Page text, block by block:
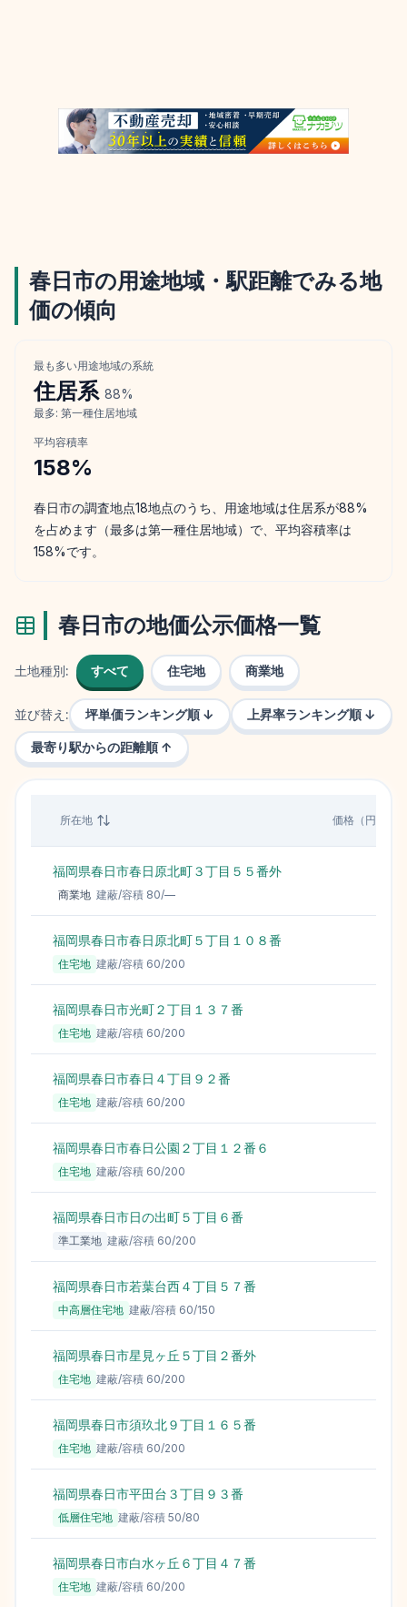
春日市の用途地域・駅距離でみる地
価の傾向
最も多い用途地域の系統
住居系 88%
最多: 第一種住居地域
平均容積率
158%
春日市の調査地点18地点のうち、用途地域は住居系が88%
を占めます（最多は第一種住居地域）で、平均容積率は
158%です。
春日市の地価公示価格一覧
土地種別: すべて 住宅地 商業地
並び替え: 坪単価ランキング順 ↓ 上昇率ランキング順 ↓
最寄り駅からの距離順 ↑
所在地 価格（円/㎡）
福岡県春日市春日原北町３丁目５５番外
商業地 建蔽/容積 80/—
福岡県春日市春日原北町５丁目１０８番
住宅地 建蔽/容積 60/200
福岡県春日市光町２丁目１３７番
住宅地 建蔽/容積 60/200
福岡県春日市春日４丁目９２番
住宅地 建蔽/容積 60/200
福岡県春日市春日公園２丁目１２番６
住宅地 建蔽/容積 60/200
福岡県春日市日の出町５丁目６番
準工業地 建蔽/容積 60/200
福岡県春日市若葉台西４丁目５７番
中高層住宅地 建蔽/容積 60/150
福岡県春日市星見ヶ丘５丁目２番外
住宅地 建蔽/容積 60/200
福岡県春日市須玖北９丁目１６５番
住宅地 建蔽/容積 60/200
福岡県春日市平田台３丁目９３番
低層住宅地 建蔽/容積 50/80
福岡県春日市白水ヶ丘６丁目４７番
住宅地 建蔽/容積 60/200